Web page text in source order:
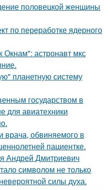
половецкой женщины
по переработке ядерного
астронавт мкс
планетную систему
государством в
для авиатехники
врача, обвиняемого в
пациентке.
Андрей Дмитриевич
символом не только
силы духа.